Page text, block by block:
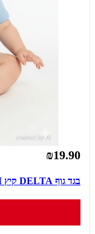
₪19.90
בגד גוף DELTA קיץ 3-24M תינוקות בנים מיקי מאוס תכלת